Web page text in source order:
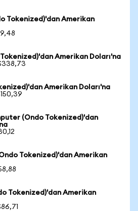
Tokenized)'dan Amerikan
Amerikan Doları'na
Amerikan Doları'na
(Ondo Tokenized)'dan
Tokenized)'dan Amerikan
Tokenized)'dan Amerikan